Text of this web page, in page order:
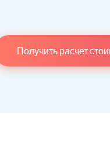
Получить расчет